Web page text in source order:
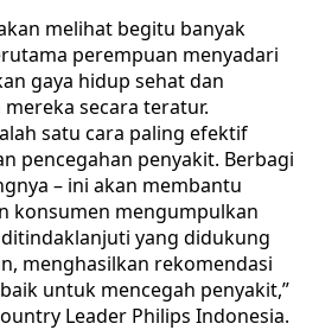
melihat begitu banyak
perempuan menyadari
gaya hidup sehat dan
secara teratur.
satu cara paling efektif
pencegahan penyakit. Berbagi
– ini akan membantu
konsumen mengumpulkan
yang didukung
menghasilkan rekomendasi
untuk mencegah penyakit,”
Leader Philips Indonesia.